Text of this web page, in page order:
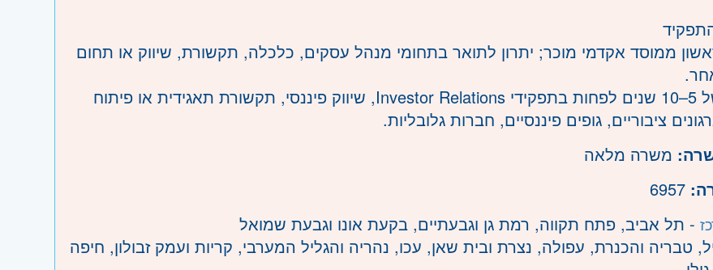
ממוסד אקדמי מוכר; יתרון לתואר בתחומי מנהל עסקים, כלכלה, תקשורת, שיווק או תחום
• ניסיון של 5–10 שנים לפחות בתפקידי Investor Relations, שיווק פיננסי, תקשורת תאגידית או פיתוח
ציבוריים, גופים פיננסיים, חברות גלובליות.
משרה מלאה
- תל אביב, פתח תקווה, רמת גן וגבעתיים, בקעת אונו וגבעת שמואל
טבריה והכנרת, עפולה, נצרת ובית שאן, עכו, נהריה והגליל המערבי, קריות ועמק זבולון, חיפה